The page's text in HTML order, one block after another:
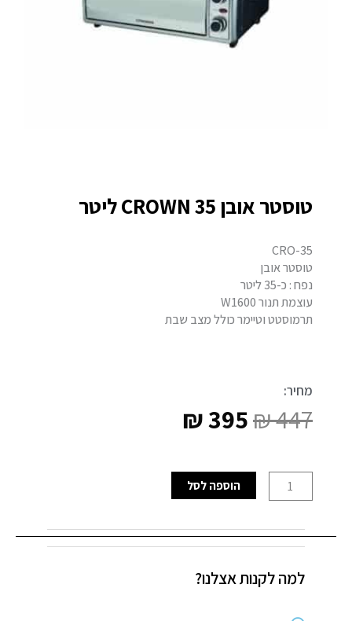
טוסטר אובן CROWN 35 ליטר
CRO-35
טוסטר אובן
נפח : כ-35 ליטר
עוצמת תנור W1600
תרמוסטט וטיימר כולל מצב שבת
מחיר:
₪447
המקורי
היה:
₪ 447.
₪395
הנוכחי
הוא:
₪ 395.
של
אובן
35
הוספה לסל
למה לקנות אצלנו?